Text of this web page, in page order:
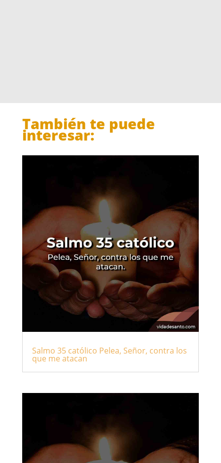
También te puede
interesar:
Salmo 35 católico Pelea, Señor, contra los
que me atacan